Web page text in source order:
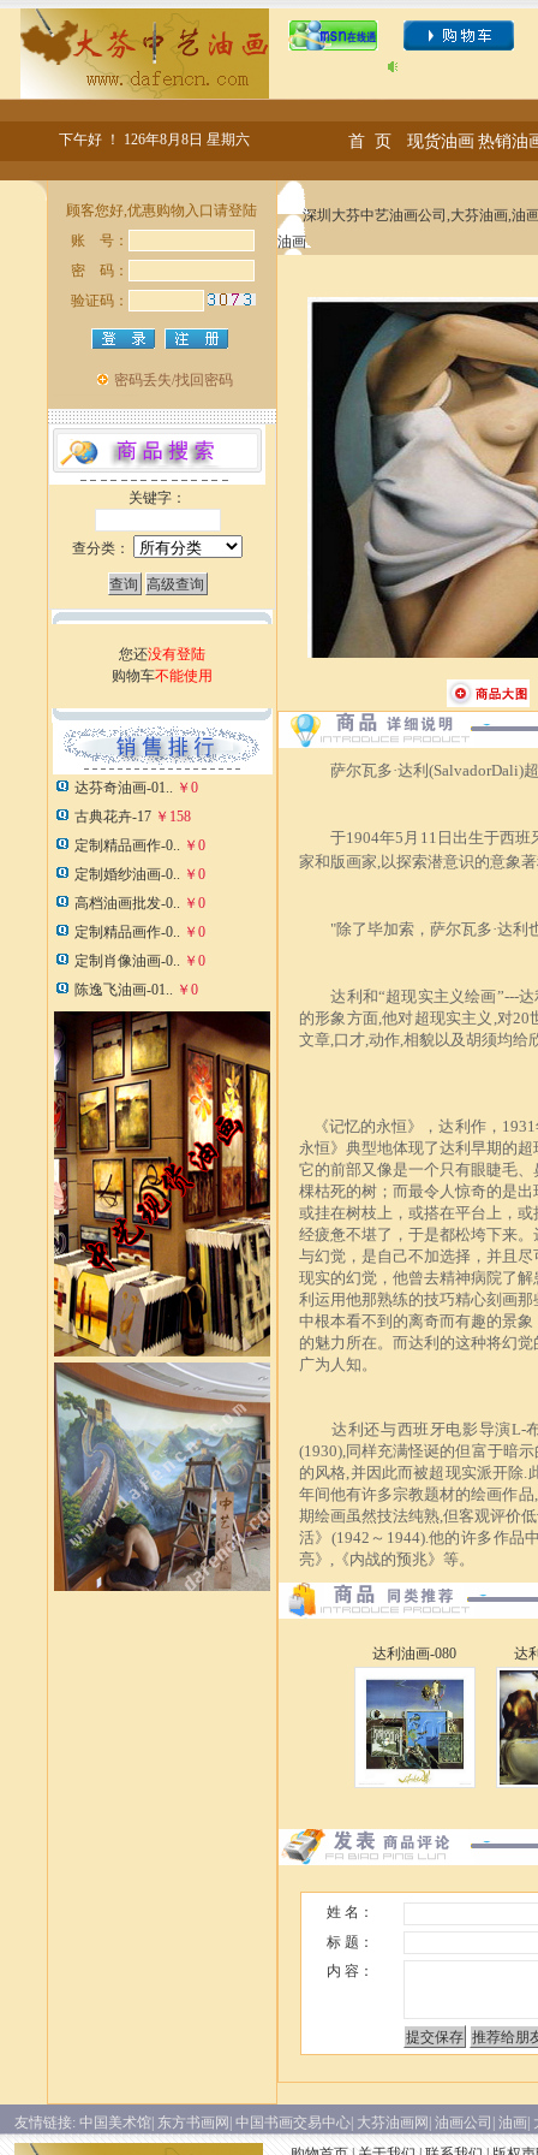
下午好 ！ 126年8月8日 星期六 首 页 现货油画 热销油
关键字：
查分类：
您还没有登陆
购物车不能使用
达芬奇油画-01.. ￥0
古典花卉-17 ￥158
定制精品画作-0.. ￥0
定制婚纱油画-0.. ￥0
高档油画批发-0.. ￥0
定制精品画作-0.. ￥0
定制肖像油画-0.. ￥0
陈逸飞油画-01.. ￥0
深圳大芬中艺油画公司,大芬油画,油
油画
萨尔瓦多·达利(SalvadorDali)
于1904年5月11日出生于西班
家和版画家,以探索潜意识的意象
"除了毕加索 ，萨尔瓦多·达
达利和“超现实主义绘画”---达
的形象方面,他对超现实主义,对
文章,口才,动作,相貌以及胡须均给
《记忆的永恒》，达利作，
永恒》典型地体现了达利早期的
它的前部又像是一个只有眼睫毛
棵枯死的树；而最令人惊奇的是
或挂在树枝上，或搭在平台上，
经疲惫不堪了，于是都松垮下来
与幻觉，是自己不加选择，并且
现实的幻觉，他曾去精神病院了
利运用他那熟练的技巧精心刻画
中根本看不到的离奇而有趣的景
的魅力所在。而达利的这种将幻
广为人知。
达利还与西班牙电影导演L-布
(1930),同样充满怪诞的但富于暗
的风格,并因此而被超现实派开除.
年间他有许多宗教题材的绘画作
期绘画虽然技法纯熟,但客观评价
活》(1942～1944).他的许多作品
亮》,《内战的预兆》等。
达利油画-080 达
姓 名：
标 题：
内 容：
友情链接: 中国美术馆| 东方书画网| 中国书画交易中心| 大芬油画网| 油画公司| 油画|